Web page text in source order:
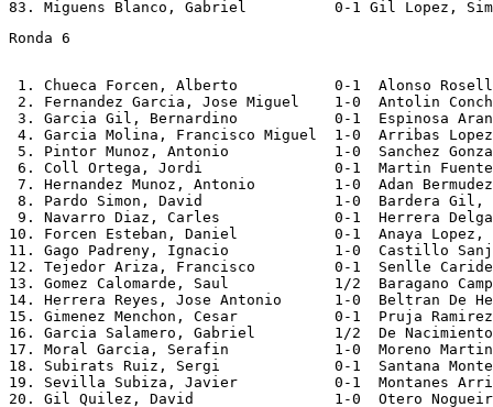
Ronda 6
1. Chueca Forcen, Alberto           0-1  Alonso
2. Fernandez Garcia, Jose Miguel    1-0  Antolin
3. Garcia Gil, Bernardino           0-1  Espinosa
4. Garcia Molina, Francisco Miguel  1-0  Arribas
5. Pintor Munoz, Antonio            1-0  Sanchez
6. Coll Ortega, Jordi               0-1  Martin
7. Hernandez Munoz, Antonio         1-0  Adan
8. Pardo Simon, David               1-0  Bardera Gil,
9. Navarro Diaz, Carles             0-1  Herrera
10. Forcen Esteban, Daniel           0-1  Anaya Lopez,
11. Gago Padreny, Ignacio            1-0  Castillo
12. Tejedor Ariza, Francisco         0-1  Senlle
13. Gomez Calomarde, Saul            1/2  Baragano
14. Herrera Reyes, Jose Antonio      1-0  Beltran De
15. Gimenez Menchon, Cesar           0-1  Pruja Ramirez
16. Garcia Salamero, Gabriel         1/2  De Nacimiento
17. Moral Garcia, Serafin            1-0  Moreno
18. Subirats Ruiz, Sergi             0-1  Santana
19. Sevilla Subiza, Javier           0-1  Montanes
20. Gil Quilez, David                1-0  Otero